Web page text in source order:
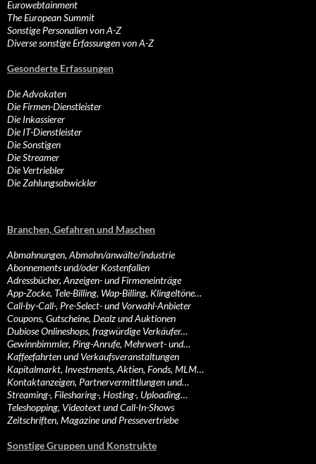
Eurowebtainment
The European Summit
Sonstige Personalien von A-Z
Diverse sonstige Erfassungen von A-Z
Gesonderte Erfassungen
Die Advokaten
Die Firmen-Dienstleister
Die Inkassierer
Die IT-Dienstleister
Die Sonstigen
Die Streamer
Die Vertriebler
Die Zahlungsabwickler
Branchen, Gefahren und Maschen
Abmahnungen, Abmahn/anwälte/industrie
Abonnements und/oder Kostenfallen
Adressbücher, Anzeigen- und Firmeneinträge
App-Zocke, Tele-Billing, Wap-Billing, Klingeltöne…
Call-by-Call-, Pre-Select- und Vorwahl-Anbieter
Coupons, Gutscheine, Dealz und Auktionen
Dubiose Onlineshops, fragwürdige Verkäufer…
Gewinnbimmler, Ping-Anrufe, Mehrwert- und…
Kaffeefahrten und Verkaufsveranstaltungen
Kapitalmarkt, Investments, Aktien, Fonds, MLM…
Kontaktanzeigen, Partnervermittlungen und…
Streaming-, Filesharing-, Hosting-, Uploading…
Teleshopping, Videotext und Call-In-Shows
Zeitschriften, Magazine und Pressevertriebe
Sonstige Gruppen und Konstrukte